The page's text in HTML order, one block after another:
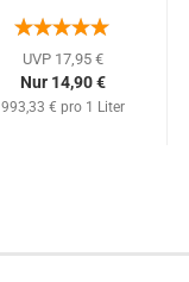
(süße...
UVP 17,95 €
Nur 14,90 €
993,33 € pro 1 Liter